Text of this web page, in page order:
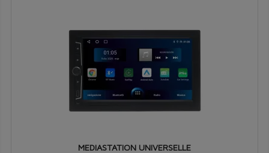
MEDIASTATION UNIVERSELLE